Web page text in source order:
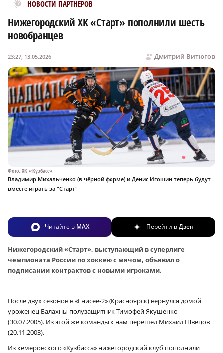
НОВОСТИ ПАРТНЕРОВ
Нижегородский ХК «Старт» пополнили шесть
новобранцев
Дмитрий Витюгов
23:27, 13.05.2026
Фото: ХК «Кузбасс»
Владимир Михальченко (в чёрной форме) и Денис Игошин теперь будут
вместе играть за "Старт"
Читайте в MAX Перейти вДзен
Нижегородский «Старт», выступающий в суперлиге
чемпионата России по хоккею с мячом, объявил о
подписании контрактов с новыми игроками.
После двух сезонов в «Енисее‑2» (Красноярск) вернулся домой
уроженец Балахны полузащитник Тимофей Якушенко
(30.07.2005). Из этой же команды к нам перешёл Михаил Швецов
(20.11.2003).
Из кемеровского «Кузбасса» нижегородский клуб пополнили